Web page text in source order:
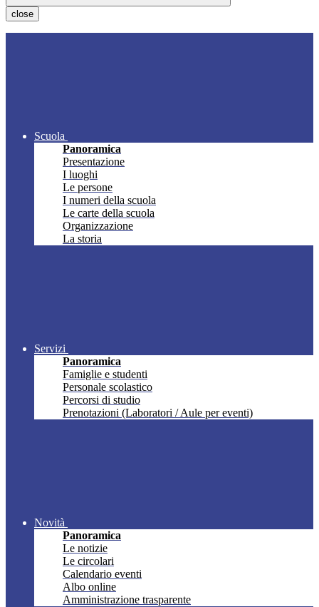
close
Scuola
Panoramica
Presentazione
I luoghi
Le persone
I numeri della scuola
Le carte della scuola
Organizzazione
La storia
Servizi
Panoramica
Famiglie e studenti
Personale scolastico
Percorsi di studio
Prenotazioni (Laboratori / Aule per eventi)
Novità
Panoramica
Le notizie
Le circolari
Calendario eventi
Albo online
Amministrazione trasparente